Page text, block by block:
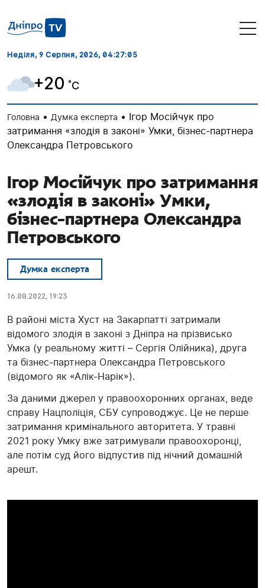
Неділя, 9 Серпня, 2026, 04:27:05
+20 ˚C
Головна • Думка експерта • Ігор Мосійчук про
затримання «злодія в законі» Умки, бізнес-партнера
Олександра Петровського
Ігор Мосійчук про затримання
«злодія в законі» Умки,
бізнес-партнера Олександра
Петровського
Думка експерта
16.08.2022, 19:23
В районі міста Хуст на Закарпатті затримали
відомого злодія в законі з Дніпра на прізвисько
Умка (у реальному житті – Сергія Олійника), друга
та бізнес-партнера Олександра Петровського
(відомого як «Алік-Нарік»).
За даними джерел у правоохоронних органах, веде
справу Нацполіція, СБУ супроводжує. Це не перше
затримання кримінального авторитета. У травні
2021 року Умку вже затримували правоохоронці,
але потім суд його відпустив під нічний домашній
арешт.